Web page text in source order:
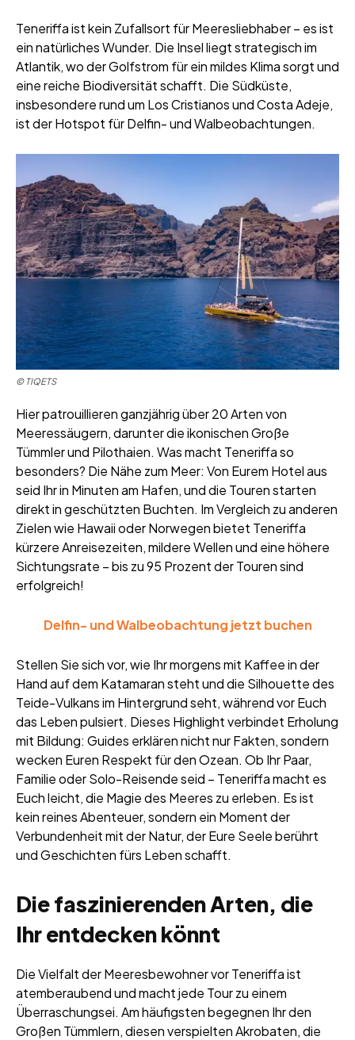
Teneriffa ist kein Zufallsort für Meeresliebhaber – es ist
ein natürliches Wunder. Die Insel liegt strategisch im
Atlantik, wo der Golfstrom für ein mildes Klima sorgt und
eine reiche Biodiversität schafft. Die Südküste,
insbesondere rund um Los Cristianos und Costa Adeje,
ist der Hotspot für Delfin- und Walbeobachtungen.
© TIQETS
Hier patrouillieren ganzjährig über 20 Arten von
Meeressäugern, darunter die ikonischen Große
Tümmler und Pilothaien. Was macht Teneriffa so
besonders? Die Nähe zum Meer: Von Eurem Hotel aus
seid Ihr in Minuten am Hafen, und die Touren starten
direkt in geschützten Buchten. Im Vergleich zu anderen
Zielen wie Hawaii oder Norwegen bietet Teneriffa
kürzere Anreisezeiten, mildere Wellen und eine höhere
Sichtungsrate – bis zu 95 Prozent der Touren sind
erfolgreich!
Delfin- und Walbeobachtung jetzt buchen
Stellen Sie sich vor, wie Ihr morgens mit Kaffee in der
Hand auf dem Katamaran steht und die Silhouette des
Teide-Vulkans im Hintergrund seht, während vor Euch
das Leben pulsiert. Dieses Highlight verbindet Erholung
mit Bildung: Guides erklären nicht nur Fakten, sondern
wecken Euren Respekt für den Ozean. Ob Ihr Paar,
Familie oder Solo-Reisende seid – Teneriffa macht es
Euch leicht, die Magie des Meeres zu erleben. Es ist
kein reines Abenteuer, sondern ein Moment der
Verbundenheit mit der Natur, der Eure Seele berührt
und Geschichten fürs Leben schafft.
Die faszinierenden Arten, die
Ihr entdecken könnt
Die Vielfalt der Meeresbewohner vor Teneriffa ist
atemberaubend und macht jede Tour zu einem
Überraschungsei. Am häufigsten begegnen Ihr den
Großen Tümmlern, diesen verspielten Akrobaten, die